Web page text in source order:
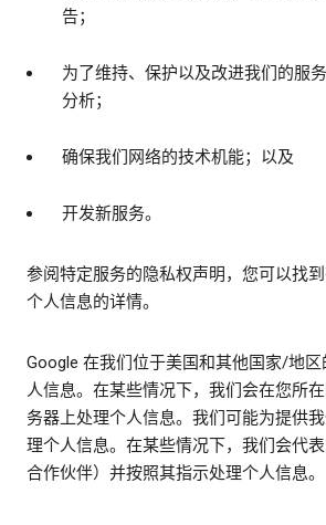
告；
为了维持、保护以及改进我们的服
分析；
确保我们网络的技术机能；以及
开发新服务。
参阅特定服务的隐私权声明，您可以找
个人信息的详情。
Google 在我们位于美国和其他国家/地
人信息。在某些情况下，我们会在您所
务器上处理个人信息。我们可能为提供
理个人信息。在某些情况下，我们会代
合作伙伴）并按照其指示处理个人信息。